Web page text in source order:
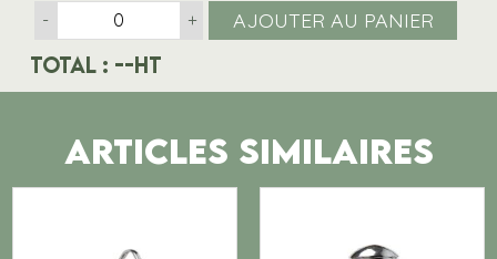
-
+ AJOUTER AU PANIER
Total : --HT
ARTICLES SIMILAIRES